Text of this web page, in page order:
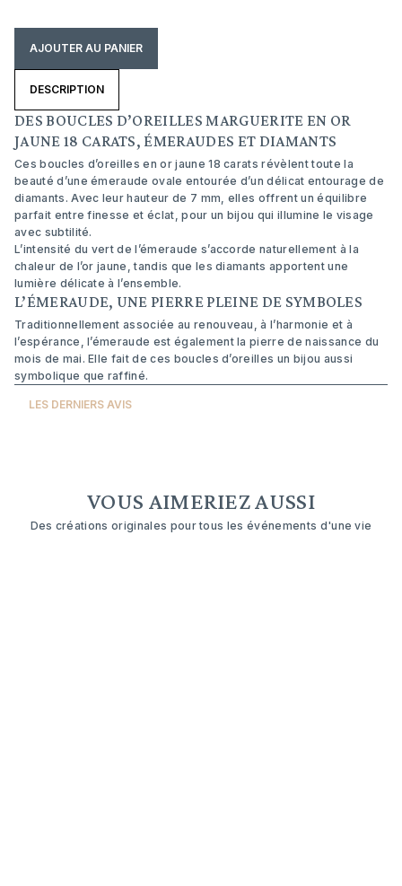
AJOUTER AU PANIER
DESCRIPTION
DES BOUCLES D’OREILLES MARGUERITE EN OR
JAUNE 18 CARATS, ÉMERAUDES ET DIAMANTS
Ces boucles d’oreilles en or jaune 18 carats révèlent toute la
beauté d’une émeraude ovale entourée d’un délicat entourage de
diamants. Avec leur hauteur de 7 mm, elles offrent un équilibre
parfait entre finesse et éclat, pour un bijou qui illumine le visage
avec subtilité.
L’intensité du vert de l’émeraude s’accorde naturellement à la
chaleur de l’or jaune, tandis que les diamants apportent une
lumière délicate à l’ensemble.
L’ÉMERAUDE, UNE PIERRE PLEINE DE SYMBOLES
Traditionnellement associée au renouveau, à l’harmonie et à
l’espérance, l’émeraude est également la pierre de naissance du
mois de mai. Elle fait de ces boucles d’oreilles un bijou aussi
symbolique que raffiné.
LES DERNIERS AVIS
VOUS AIMERIEZ AUSSI
Des créations originales pour tous les événements d'une vie